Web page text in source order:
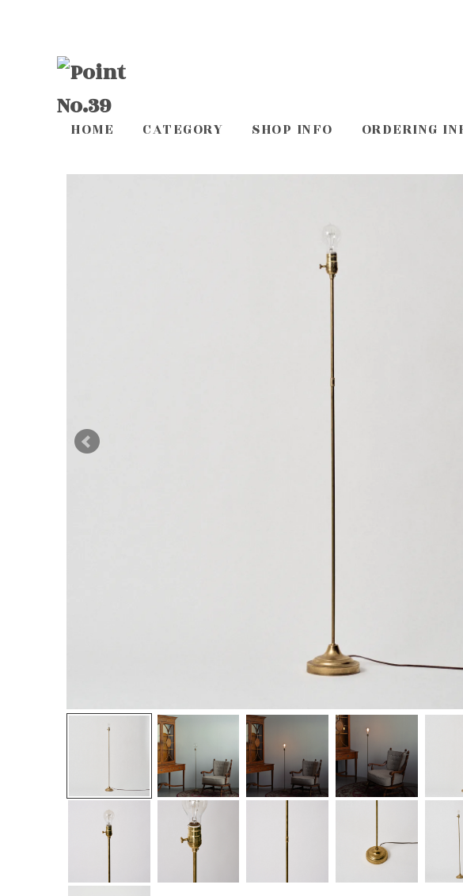
HOME CATEGORY SHOP INFO ORDERING